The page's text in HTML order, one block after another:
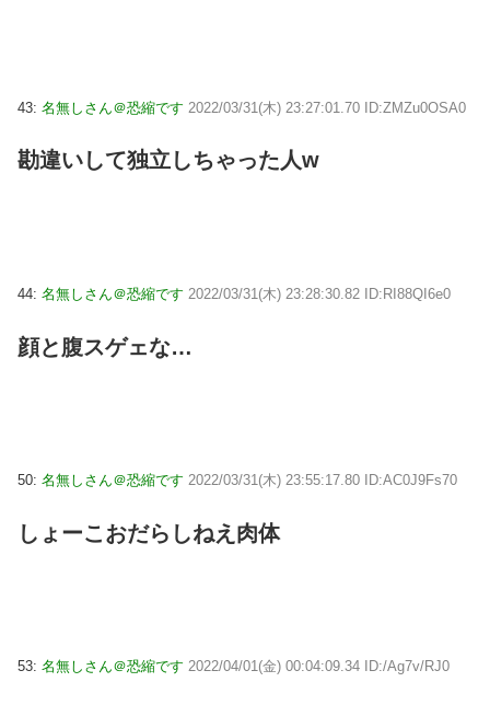
43: 名無しさん＠恐縮です 2022/03/31(木) 23:27:01.70 ID:ZMZu0OSA0
勘違いして独立しちゃった人w
44: 名無しさん＠恐縮です 2022/03/31(木) 23:28:30.82 ID:RI88QI6e0
顔と腹スゲェな…
50: 名無しさん＠恐縮です 2022/03/31(木) 23:55:17.80 ID:AC0J9Fs70
しょーこおだらしねえ肉体
53: 名無しさん＠恐縮です 2022/04/01(金) 00:04:09.34 ID:/Ag7v/RJ0